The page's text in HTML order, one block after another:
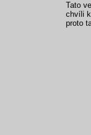
Tato
chvíli
proto